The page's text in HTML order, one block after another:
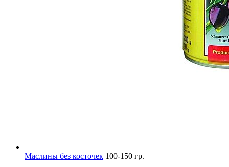
Маслины без косточек 100-150 гр.